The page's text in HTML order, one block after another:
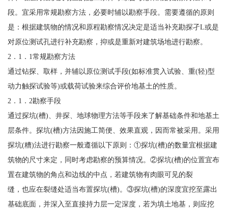
段。宜采用常规勘察方法，必要时辅以勘察手段。需要遵循的原则
是：根据建筑物的情况和原程勘察情况决定是适当补充勘探孑L或是
对原位测试孔进行补充勘察，抑或是重新对建筑场地进行勘察。
2．1．1常规勘察方法
通过钻探、取样，并辅以原位测试手段(如标准贯入试验、重(轻)型
动力触探试验等)或载荷试验来综合评价地基土的性质。
2．1．2勘察手段
通过探坑(槽)、井探、地球物理方法等手段来了解基础条件和地基土
层条件。探坑(槽)方法因施工简便、效果直观，因而常被采用。采用
探坑(糟)法进行勘察一般遵循以下原则：①探坑(槽)的数量宜根据建
筑物的尺寸来定，同时考虑勘察的预算情况。②探坑(槽)的位置宜布
置在建筑物的角点和边线的中点，若建筑物有肉眼可见的裂
缝，也应在裂缝处适当布置探坑(槽)。③探坑(槽)的深度宜挖至露出
基础底面，并深入至直接持力层一定深度，若为填土地基，则应挖